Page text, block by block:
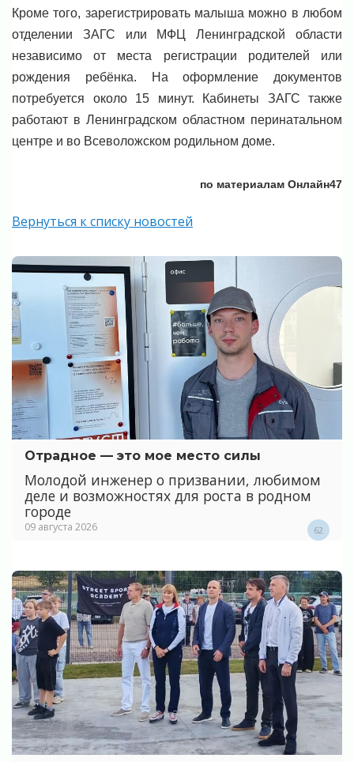
Кроме того, зарегистрировать малыша можно в любом
отделении ЗАГС или МФЦ Ленинградской области
независимо от места регистрации родителей или
рождения ребёнка. На оформление документов
потребуется около 15 минут. Кабинеты ЗАГС также
работают в Ленинградском областном перинатальном
центре и во Всеволожском родильном доме.
по материалам Онлайн47
Вернуться к списку новостей
Отрадное — это мое место силы
Молодой инженер о призвании, любимом
деле и возможностях для роста в родном
городе
09 августа 2026 62